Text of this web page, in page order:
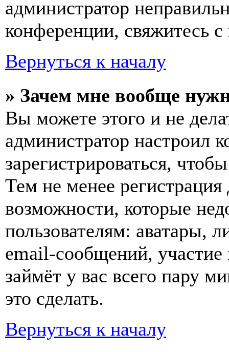
администратор
конференции, свяжитесь
Вернуться к началу
» Зачем мне вообще
Вы можете этого и не
администратор
зарегистрироваться,
Тем не менее
возможности, которые
пользователям: аватары,
email-сообщений, участие
займёт у вас всего пару
это сделать.
Вернуться к началу